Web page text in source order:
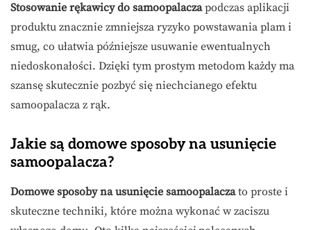
Stosowanie rękawicy do samoopalaczapodczas aplikacji
produktu znacznie zmniejsza ryzyko powstawania plam i
smug, co ułatwia późniejsze usuwanie ewentualnych
niedoskonałości. Dzięki tym prostym metodom każdy ma
szansę skutecznie pozbyć się niechcianego efektu
samoopalacza z rąk.
Jakie są domowe sposoby na usunięcie
samoopalacza?
Domowe sposoby na usunięcie samoopalaczato proste i
skuteczne techniki, które można wykonać w zaciszu